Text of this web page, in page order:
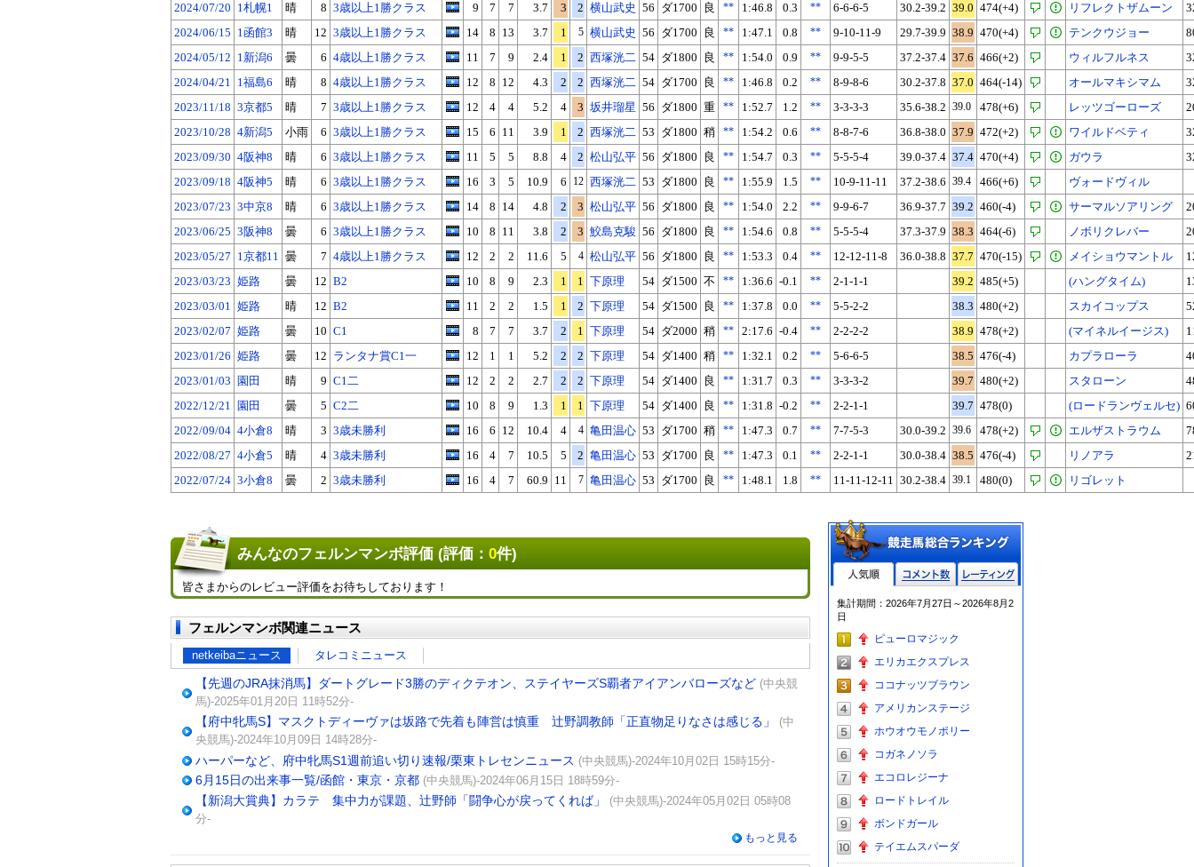
2024/07/20 1札幌1 晴 8 3歳以上1勝クラス 9 7 7 3.7 3 2 横山武史 56 ダ1700 良 ** 1:46.8 0.3 ** 6-6-6-5 30.2-39.2 39.0 474(+4) リフレクトザムーン
2024/06/15 1函館3 晴 12 3歳以上1勝クラス 14 8 13 3.7 1 5 横山武史 56 ダ1700 良 ** 1:47.1 0.8 ** 9-10-11-9 29.7-39.9 38.9 470(+4) テンクウジョー
2024/05/12 1新潟6 曇 6 4歳以上1勝クラス 11 7 9 2.4 1 2 西塚洸二 54 ダ1800 良 ** 1:54.0 0.9 ** 9-9-5-5 37.2-37.4 37.6 466(+2) ウィルフルネス
2024/04/21 1福島6 晴 8 4歳以上1勝クラス 12 8 12 4.3 2 2 西塚洸二 54 ダ1700 良 ** 1:46.8 0.2 ** 8-9-8-6 30.2-37.8 37.0 464(-14) オールマキシマム
2023/11/18 3京都5 晴 7 3歳以上1勝クラス 12 4 4 5.2 4 3 坂井瑠星 56 ダ1800 重 ** 1:52.7 1.2 ** 3-3-3-3 35.6-38.2 39.0 478(+6) レッツゴーローズ
2023/10/28 4新潟5 小雨 6 3歳以上1勝クラス 15 6 11 3.9 1 2 西塚洸二 53 ダ1800 稍 ** 1:54.2 0.6 ** 8-8-7-6 36.8-38.0 37.9 472(+2) ワイルドベティ
2023/09/30 4阪神8 晴 6 3歳以上1勝クラス 11 5 5 8.8 4 2 松山弘平 56 ダ1800 良 ** 1:54.7 0.3 ** 5-5-5-4 39.0-37.4 37.4 470(+4) ガウラ
2023/09/18 4阪神5 晴 6 3歳以上1勝クラス 16 3 5 10.9 6 12 西塚洸二 53 ダ1800 良 ** 1:55.9 1.5 ** 10-9-11-11 37.2-38.6 39.4 466(+6)
ヴォードヴィル
2023/07/23 3中京8 晴 6 3歳以上1勝クラス 14 8 14 4.8 2 3 松山弘平 56 ダ1800 良 ** 1:54.0 2.2 ** 9-9-6-7 36.9-37.7 39.2 460(-4) サーマルソアリング
2023/06/25 3阪神8 曇 6 3歳以上1勝クラス 10 8 11 3.8 2 3 鮫島克駿 56 ダ1800 良 ** 1:54.6 0.8 ** 5-5-5-4 37.3-37.9 38.3 464(-6) ノボリクレバー
2023/05/27 1京都11 曇 7 4歳以上1勝クラス 12 2 2 11.6 5 4 松山弘平 56 ダ1800 良 ** 1:53.3 0.4 ** 12-12-11-8 36.0-38.8 37.7 470(-15) メイショウマントル
2023/03/23 姫路 曇 12 B2 10 8 9 2.3 1 1 下原理 54 ダ1500 不 ** 1:36.6 -0.1 ** 2-1-1-1 39.2 485(+5) (ハングタイム)
2023/03/01 姫路 晴 12 B2 11 2 2 1.5 1 2 下原理 54 ダ1500 良 ** 1:37.8 0.0 ** 5-5-2-2 38.3 480(+2) スカイコップス
2023/02/07 姫路 曇 10 C1 8 7 7 3.7 2 1 下原理 54 ダ2000 稍 ** 2:17.6 -0.4 ** 2-2-2-2 38.9 478(+2) (マイネルイージス)
2023/01/26 姫路 曇 12 ランタナ賞C1一 12 1 1 5.2 2 2 下原理 54 ダ1400 稍 ** 1:32.1 0.2 ** 5-6-6-5 38.5 476(-4) カプラローラ
2023/01/03 園田 晴 9 C1二 12 2 2 2.7 2 2 下原理 54 ダ1400 良 ** 1:31.7 0.3 ** 3-3-3-2 39.7 480(+2) スタローン
2022/12/21 園田 曇 5 C2二 10 8 9 1.3 1 1 下原理 54 ダ1400 良 ** 1:31.8 -0.2 ** 2-2-1-1 39.7 478(0) (ロードランヴェルセ)
2022/09/04 4小倉8 晴 3 3歳未勝利 16 6 12 10.4 4 4 亀田温心 53 ダ1700 稍 ** 1:47.3 0.7 ** 7-7-5-3 30.0-39.2 39.6 478(+2) エルザストラウム
2022/08/27 4小倉5 晴 4 3歳未勝利 16 4 7 10.5 5 2 亀田温心 53 ダ1700 良 ** 1:47.3 0.1 ** 2-2-1-1 30.0-38.4 38.5 476(-4) リノアラ
2022/07/24 3小倉8 曇 2 3歳未勝利 16 4 7 60.9 11 7 亀田温心 53 ダ1700 良 ** 1:48.1 1.8 ** 11-11-12-11 30.2-38.4 39.1 480(0) リゴレット
みんなのフェルンマンボ評価 (評価： 0件)
皆さまからのレビュー評価をお待ちしております！
フェルンマンボ関連ニュース
netkeibaニュース タレコミニュース
【先週のJRA抹消馬】ダートグレード3勝のディクテオン、ステイヤーズS覇者アイアンバローズなど (中央競
馬)-2025年01月20日 11時52分-
【府中牝馬S】マスクトディーヴァは坂路で先着も陣営は慎重 辻野調教師「正直物足りなさは感じる」
(中
央競馬)-2024年10月09日 14時28分-
ハーパーなど、府中牝馬S1週前追い切り速報/栗東トレセンニュース (中央競馬)-2024年10月02日 15時15分-
6月15日の出来事一覧/函館・東京・京都 (中央競馬)-2024年06月15日 18時59分-
【新潟大賞典】カラテ 集中力が課題、辻野師「闘争心が戻ってくれば」 (中央競馬)-2024年05月02日 05時08
分-
もっと見る
グ
集計期間：2026年7月27日～2026年8月2
日
ピューロマジック
エリカエクスプレス
ココナッツブラウン
アメリカンステージ
ホウオウモノポリー
コガネノソラ
エコロレジーナ
ロードトレイル
ボンドガール
テイエムスパーダ